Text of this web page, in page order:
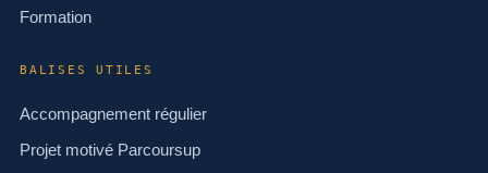
Formation
BALISES UTILES
Accompagnement régulier
Projet motivé Parcoursup